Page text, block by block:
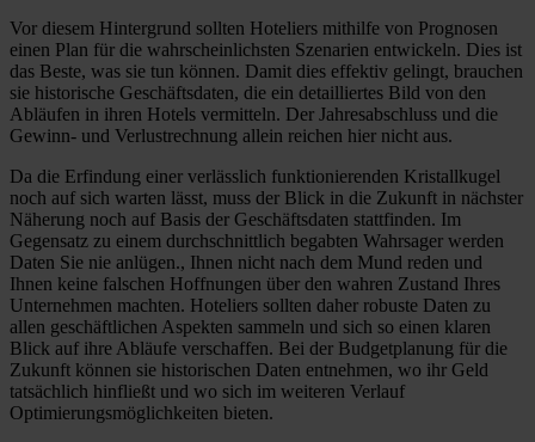
Vor diesem Hintergrund sollten Hoteliers mithilfe von Prognosen
einen Plan für die wahrscheinlichsten Szenarien entwickeln. Dies ist
das Beste, was sie tun können. Damit dies effektiv gelingt, brauchen
sie historische Geschäftsdaten, die ein detailliertes Bild von den
Abläufen in ihren Hotels vermitteln. Der Jahresabschluss und die
Gewinn- und Verlustrechnung allein reichen hier nicht aus.
Da die Erfindung einer verlässlich funktionierenden Kristallkugel
noch auf sich warten lässt, muss der Blick in die Zukunft in nächster
Näherung noch auf Basis der Geschäftsdaten stattfinden. Im
Gegensatz zu einem durchschnittlich begabten Wahrsager werden
Daten Sie nie anlügen., Ihnen nicht nach dem Mund reden und
Ihnen keine falschen Hoffnungen über den wahren Zustand Ihres
Unternehmen machten. Hoteliers sollten daher robuste Daten zu
allen geschäftlichen Aspekten sammeln und sich so einen klaren
Blick auf ihre Abläufe verschaffen. Bei der Budgetplanung für die
Zukunft können sie historischen Daten entnehmen, wo ihr Geld
tatsächlich hinfließt und wo sich im weiteren Verlauf
Optimierungsmöglichkeiten bieten.